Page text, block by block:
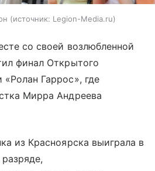
источник: Legion-Media.ru
со своей возлюбленной
финал Открытого
Гаррос», где
Мирра Андреева
из Красноярска выиграла в